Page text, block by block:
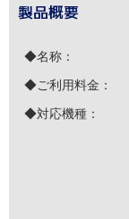
製品概要
◆名称：
◆ご利用料金：
◆対応機種：